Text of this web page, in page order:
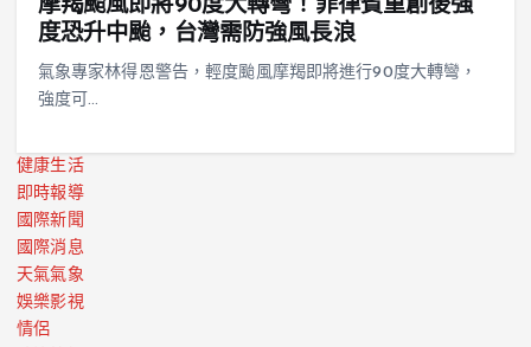
摩羯颱風即將90度大轉彎！菲律賓重創後強
度恐升中颱，台灣需防強風長浪
氣象專家林得恩警告，輕度颱風摩羯即將進行90度大轉彎，
強度可…
健康生活
即時報導
國際新聞
國際消息
天氣氣象
娛樂影視
情侶